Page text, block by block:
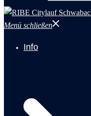
Menü schließen
Info